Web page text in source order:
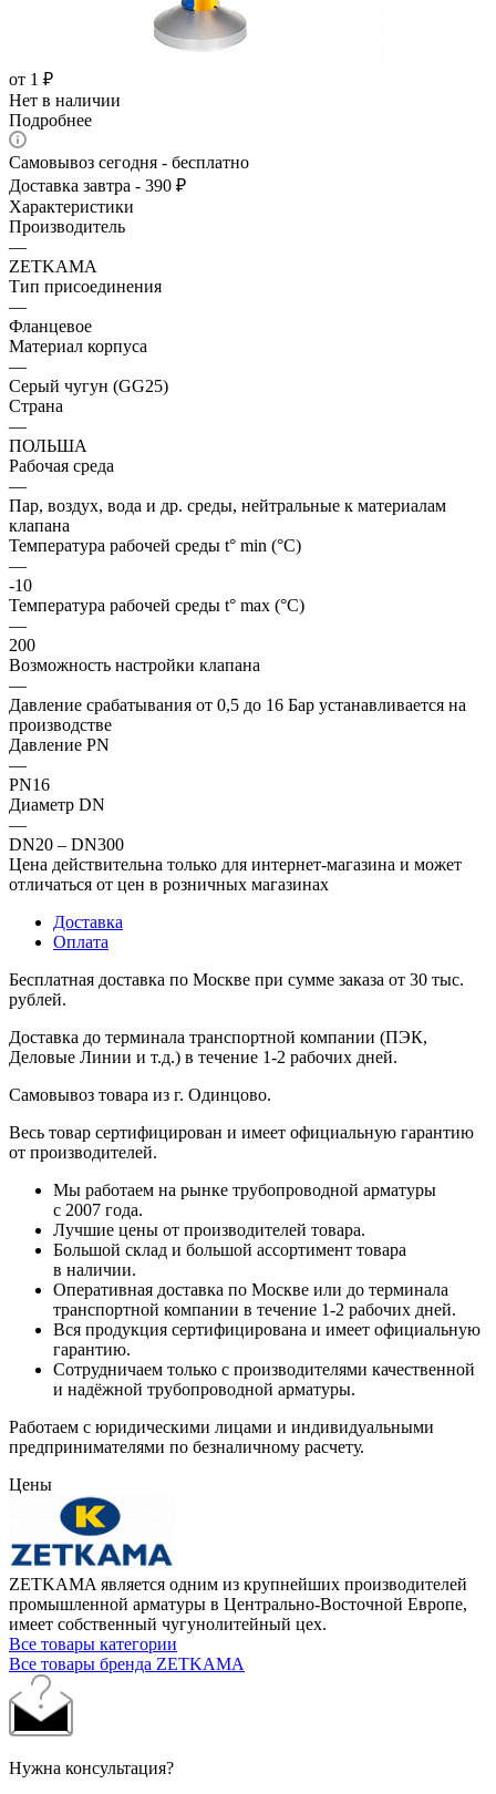
от 1 ₽
Нет в наличии
Подробнее
Самовывоз сегодня - бесплатно
Доставка завтра - 390 ₽
Характеристики
Производитель
—
ZETKAMA
Тип присоединения
—
Фланцевое
Материал корпуса
—
Серый чугун (GG25)
Страна
—
ПОЛЬША
Рабочая среда
—
Пар, воздух, вода и др. среды, нейтральные к материалам
клапана
Температура рабочей среды t° min (°C)
—
-10
Температура рабочей среды t° max (°C)
—
200
Возможность настройки клапана
—
Давление срабатывания от 0,5 до 16 Бар устанавливается на
производстве
Давление PN
—
PN16
Диаметр DN
—
DN20 – DN300
Цена действительна только для интернет-магазина и может
отличаться от цен в розничных магазинах
Доставка
Оплата
Бесплатная доставка по Москве при сумме заказа от 30 тыс.
рублей.
Доставка до терминала транспортной компании (ПЭК,
Деловые Линии и т.д.) в течение 1-2 рабочих дней.
Самовывоз товара из г. Одинцово.
Весь товар сертифицирован и имеет официальную гарантию
от производителей.
Мы работаем на рынке трубопроводной арматуры
с 2007 года.
Лучшие цены от производителей товара.
Большой склад и большой ассортимент товара
в наличии.
Оперативная доставка по Москве или до терминала
транспортной компании в течение 1-2 рабочих дней.
Вся продукция сертифицирована и имеет официальную
гарантию.
Сотрудничаем только с производителями качественной
и надёжной трубопроводной арматуры.
Работаем с юридическими лицами и индивидуальными
предпринимателями по безналичному расчету.
Цены
ZETKAMA является одним из крупнейших производителей
промышленной арматуры в Центрально-Восточной Европе,
имеет собственный чугунолитейный цех.
Все товары категории
Все товары бренда ZETKAMA
Нужна консультация?